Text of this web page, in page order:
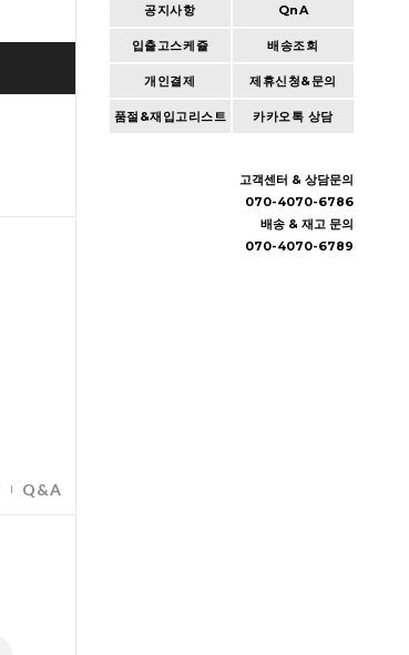
공지사항 QnA
입출고스케쥴 배송조회
개인결제 제휴신청&문의
품절&재입고리스트 카카오톡 상담
고객센터 & 상담문의
070-4070-6786
배송 & 재고 문의
070-4070-6789
Cart | Wishlist
Q&A